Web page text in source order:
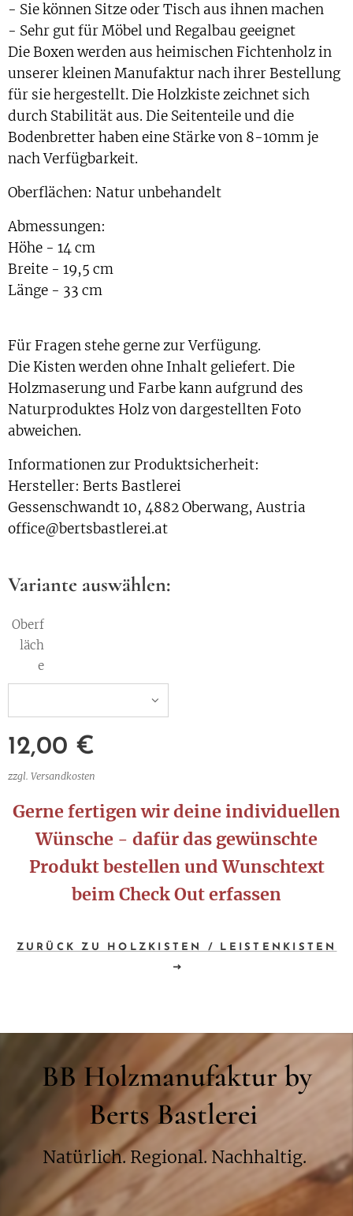
- Sie können Sitze oder Tisch aus ihnen machen
- Sehr gut für Möbel und Regalbau geeignet
Die Boxen werden aus heimischen Fichtenholz in
unserer kleinen Manufaktur nach ihrer Bestellung
für sie hergestellt. Die Holzkiste zeichnet sich
durch Stabilität aus. Die Seitenteile und die
Bodenbretter haben eine Stärke von 8-10mm je
nach Verfügbarkeit.
Oberflächen: Natur unbehandelt
Abmessungen:
Höhe - 14 cm
Breite - 19,5 cm
Länge - 33 cm
Für Fragen stehe gerne zur Verfügung.
Die Kisten werden ohne Inhalt geliefert. Die
Holzmaserung und Farbe kann aufgrund des
Naturproduktes Holz von dargestellten Foto
abweichen.
Informationen zur Produktsicherheit:
Hersteller: Berts Bastlerei
Gessenschwandt 10, 4882 Oberwang, Austria
office@bertsbastlerei.at
Variante auswählen:
Oberf
läch
e
12,00 €
zzgl. Versandkosten
Gerne fertigen wir deine individuellen
Wünsche - dafür das gewünschte
Produkt bestellen und Wunschtext
beim Check Out erfassen
ZURÜCK ZU HOLZKISTEN / LEISTENKISTEN
BB Holzmanufaktur by
Berts Bastlerei
Natürlich. Regional. Nachhaltig.